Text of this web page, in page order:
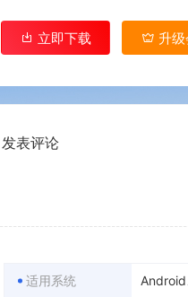
立即下载 升
发表评论
适用系统